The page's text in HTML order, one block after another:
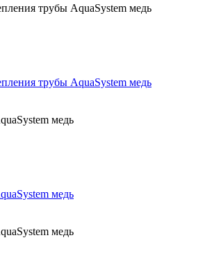
трубы AquaSystem медь
трубы AquaSystem медь
медь
медь
медь